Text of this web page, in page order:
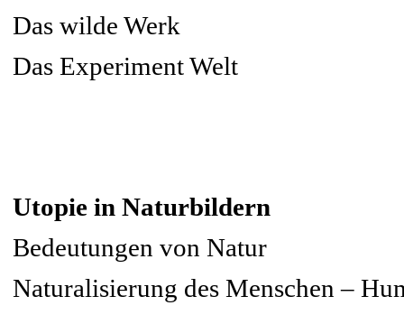
Das wilde Werk
Das Experiment Welt
Utopie in Naturbildern
Bedeutungen von Natur
Naturalisierung des Menschen –